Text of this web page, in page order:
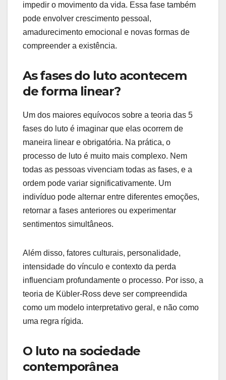
impedir o movimento da vida. Essa fase também
pode envolver crescimento pessoal,
amadurecimento emocional e novas formas de
compreender a existência.
As fases do luto acontecem
de forma linear?
Um dos maiores equívocos sobre a teoria das 5
fases do luto é imaginar que elas ocorrem de
maneira linear e obrigatória. Na prática, o
processo de luto é muito mais complexo. Nem
todas as pessoas vivenciam todas as fases, e a
ordem pode variar significativamente. Um
indivíduo pode alternar entre diferentes emoções,
retornar a fases anteriores ou experimentar
sentimentos simultâneos.
Além disso, fatores culturais, personalidade,
intensidade do vínculo e contexto da perda
influenciam profundamente o processo. Por isso, a
teoria de Kübler-Ross deve ser compreendida
como um modelo interpretativo geral, e não como
uma regra rígida.
O luto na sociedade
contemporânea